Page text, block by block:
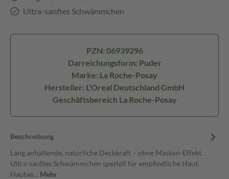
Ultra-sanftes Schwämmchen
PZN: 06939296
Darreichungsform: Puder
Marke: La Roche-Posay
Hersteller: L'Oreal Deutschland GmbH
Geschäftsbereich La Roche-Posay
Beschreibung
Lang anhaltende, natürliche Deckkraft – ohne Masken-Effekt.
Ultra-sanftes Schwämmchen speziell für empfindliche Haut.
Hautve… Mehr